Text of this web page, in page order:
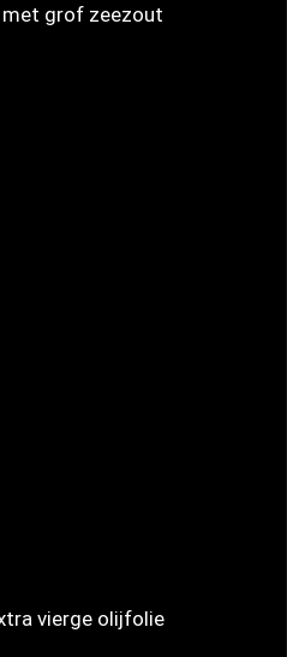
met grof zeezout
vierge olijfolie